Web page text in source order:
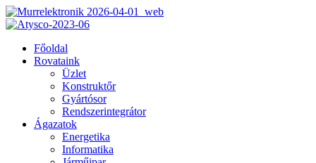
Főoldal
Rovataink
Üzlet
Konstruktőr
Gyártósor
Rendszerintegrátor
Ágazatok
Energetika
Informatika